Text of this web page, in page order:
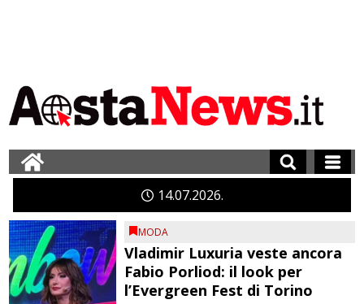
1407 2026
MODA
Vladimir Luxuria veste ancora
Fabio Porliod: il look per
l’Evergreen Fest di Torino